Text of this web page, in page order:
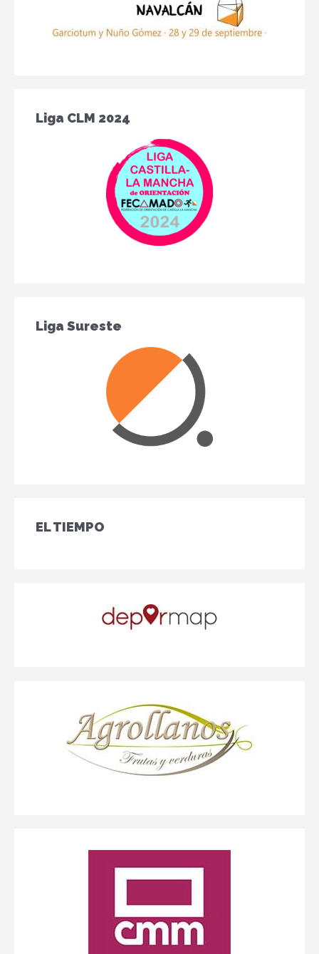
Liga CLM 2024
Liga Sureste
EL TIEMPO